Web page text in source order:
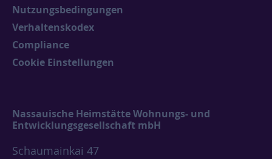
Nutzungsbedingungen
Verhaltenskodex
Compliance
Cookie Einstellungen
Nassauische Heimstätte Wohnungs- und
Entwicklungsgesellschaft mbH
Schaumainkai 47